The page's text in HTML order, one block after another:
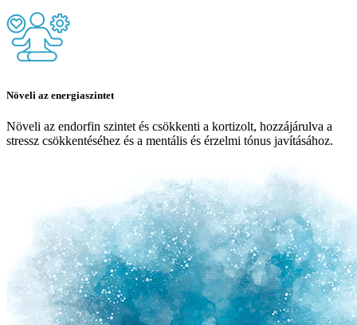
Növeli az energiaszintet
Növeli az endorfin szintet és csökkenti a kortizolt, hozzájárulva a
stressz csökkentéséhez és a mentális és érzelmi tónus javításához.